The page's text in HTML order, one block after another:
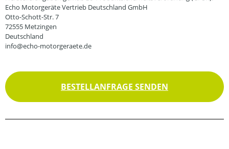
Echo Motorgeräte Vertrieb Deutschland GmbH
Otto-Schott-Str. 7
72555 Metzingen
Deutschland
info@echo-motorgeraete.de
BESTELLANFRAGE SENDEN